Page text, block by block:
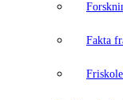
Fakta